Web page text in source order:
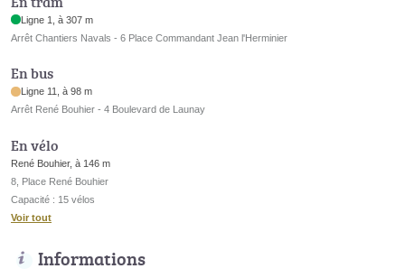
Ligne 1, à 307 m
Arrêt Chantiers Navals - 6 Place Commandant Jean l'Herminier
En bus
Ligne 11, à 98 m
Arrêt René Bouhier - 4 Boulevard de Launay
En vélo
René Bouhier, à 146 m
8, Place René Bouhier
Capacité : 15 vélos
Voir tout
Informations